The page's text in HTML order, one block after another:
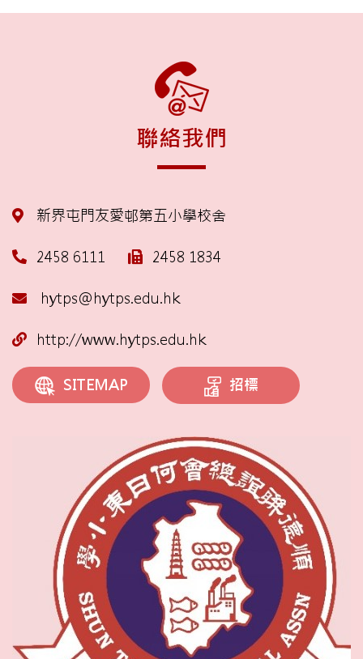
聯絡我們
新界屯門友愛邨第五小學校舍
2458 6111 2458 1834
hytps@hytps.edu.hk
http://www.hytps.edu.hk
SITEMAP 招標